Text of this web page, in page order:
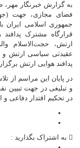
به گزارش خبرنگار مهر،
فضای مجازی، جهت
جمهوری اسلامی ایران
قرارگاه مشترک پدافند
ارتش، حجت‌الاسلام
عقیدتی سیاسی ارتش و
پدافند هوایی ارتش
در پایان این مراسم از
و تبلیغی در جهت تبیین
در تحکیم اقتدار دفاعی و
به اشتراک بگذارید :